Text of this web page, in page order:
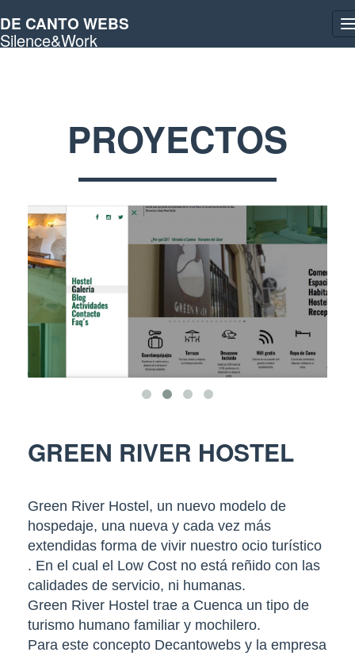
DE CANTO WEBS
Silence&Work
PROYECTOS
GREEN RIVER HOSTEL
Green River Hostel, un nuevo modelo de
hospedaje, una nueva y cada vez más
extendidas forma de vivir nuestro ocio turístico
. En el cual el Low Cost no está reñido con las
calidades de servicio, ni humanas.
Green River Hostel trae a Cuenca un tipo de
turismo humano familiar y mochilero.
Para este concepto Decantowebs y la empresa